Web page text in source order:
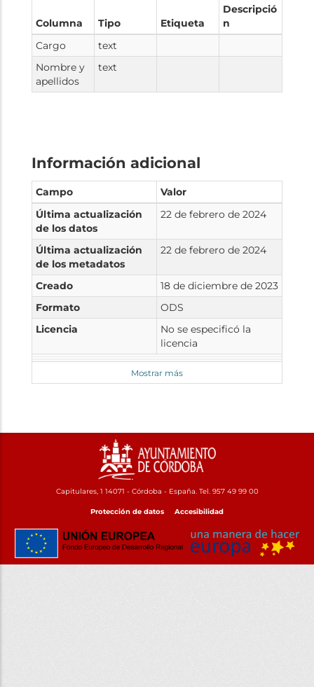
Columna Tipo Etiqueta
Descripció
n
Cargo
text
Nombre y
apellidos
text
Información adicional
Campo
Valor
Última actualización
de los datos
22 de febrero de 2024
Última actualización
de los metadatos
22 de febrero de 2024
Creado
18 de diciembre de 2023
Formato
ODS
Licencia
No se especificó la
licencia
Mostrar más
Capitulares, 1 14071 - Córdoba - España. Tel. 957 49 99 00
Protección de datos Accesibilidad